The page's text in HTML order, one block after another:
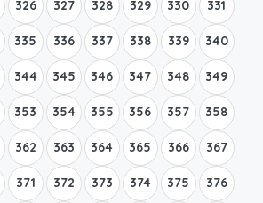
326 327 328 329 330 331
335 336 337 338 339 340
344 345 346 347 348 349
353 354 355 356 357 358
362 363 364 365 366 367
371 372 373 374 375 376